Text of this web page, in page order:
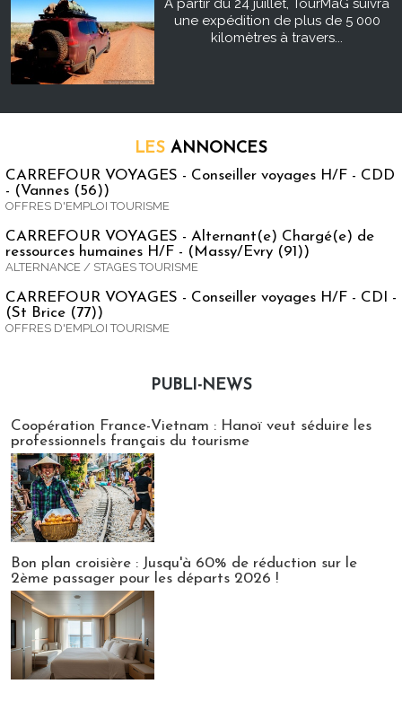
À partir du 24 juillet, TourMaG suivra
une expédition de plus de 5 000
kilomètres à travers...
LES ANNONCES
CARREFOUR VOYAGES - Conseiller voyages H/F - CDD
- (Vannes (56))
OFFRES D'EMPLOI TOURISME
CARREFOUR VOYAGES - Alternant(e) Chargé(e) de
ressources humaines H/F - (Massy/Evry (91))
ALTERNANCE / STAGES TOURISME
CARREFOUR VOYAGES - Conseiller voyages H/F - CDI -
(St Brice (77))
OFFRES D'EMPLOI TOURISME
PUBLI-NEWS
Coopération France-Vietnam : Hanoï veut séduire les
professionnels français du tourisme
Bon plan croisière : Jusqu'à 60% de réduction sur le
2ème passager pour les départs 2026 !